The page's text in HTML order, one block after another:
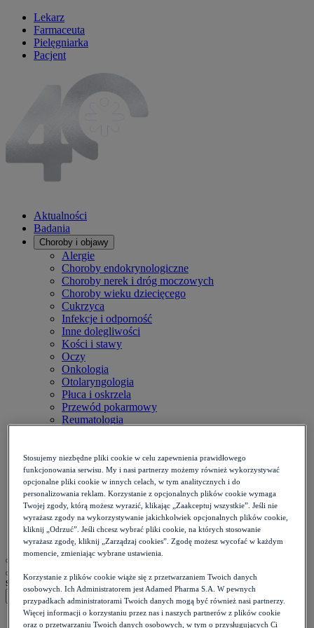
Lekarz
Farmaceuta
Pielęgniarka
Pacjent
Aktualności
Badania
Choroby i objawy
Alergie
Choroby endokrynologiczne
Choroby nerek i dróg moczowych
Choroby wieku dziecięcego
Cukrzyca
Infekcje i odporność
Inne dolegliwości
Kości i stawy
Oczy
Onkologia
Otolaryngologia
Płuca i oskrzela
Przewód pokarmowy
Reumatologia
Stomatologia
Układ nerwowy
Diety
Kalkulatory
Zdrowie psychiczne
Ból i stan zapalny
Życie intymne
szukaj
Strona główna >
Stosujemy niezbędne pliki cookie w celu zapewnienia prawidłowego
funkcjonowania serwisu. My i nasi partnerzy możemy również wykorzystywać
opcjonalne pliki cookie w innych celach, w tym analitycznych i do
personalizowania reklam. Korzystanie z opcjonalnych plików cookie wymaga
Twojej zgody, którą możesz wyrazić, klikając „Zaakceptuj wszystkie”. Jeśli nie
wyrażasz zgody na wykorzystywanie jakichkolwiek opcjonalnych plików cookie,
kliknij „Odrzuć”. Jeśli chcesz wybrać pliki cookie, na których stosowanie
wyrażasz zgodę, kliknij „Zarządzaj cookies”. Zgodę możesz wycofać w każdym
momencie, zmieniając wybrane ustawienia.
Korzystanie z plików cookie wiąże się z przetwarzaniem Twoich danych
osobowych. Ich Administratorem jest Adamed Pharma S.A. W pewnych
przypadkach administratorami Twoich danych mogą być również nasi partnerzy.
Więcej informacji o korzystaniu przez nas i naszych partnerów z plików cookie
oraz o przetwarzaniu Twoich danych osobowych, w tym o przysługujących Ci